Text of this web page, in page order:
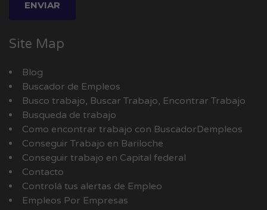
Site Map
Blog
Buscador de Empleos
Busco trabajo, Buscar Trabajo, Encontrar Trabajo
Busqueda de trabajo
Como encontrar trabajo con BuscadorDempleos
Conseguir Trabajo en Bariloche
Conseguir trabajo en Capital federal
Contacto
Controlá tus alertas de Empleo
Empleos Por Empresas